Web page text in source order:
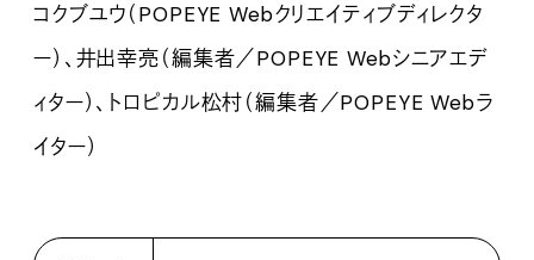
コクブユウ（POPEYE Webクリエイティブディレクタ
ー）、井出幸亮（編集者／POPEYE Webシニアエデ
ィター）、トロピカル松村（編集者／POPEYE Webラ
イター）